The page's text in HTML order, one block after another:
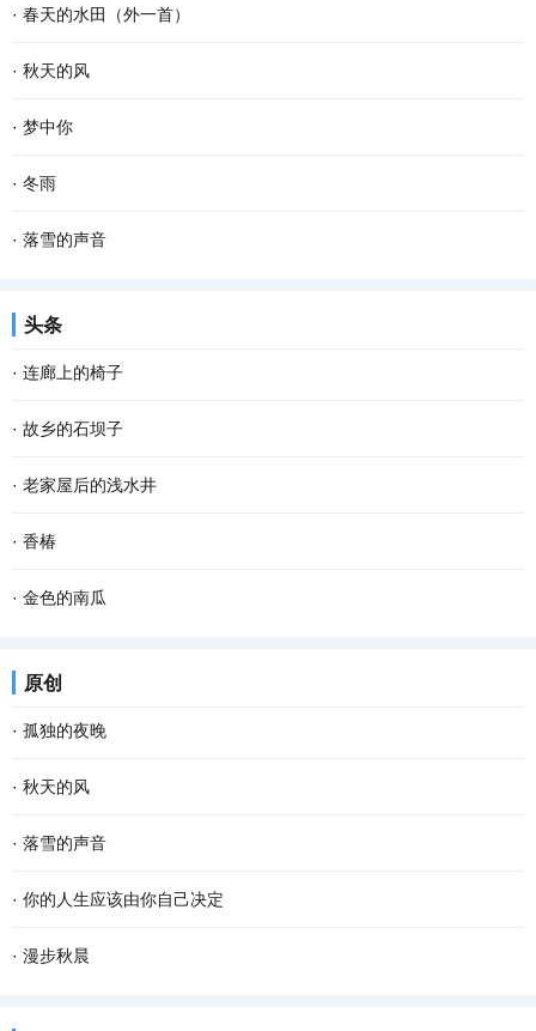
久违的笑容 这个夜晚好像有了 记忆里的流浪...
款款地走来 春风敲醒冰封的泥土 苏醒了沉睡的种子 一种力量在酥软
的泥土里萌动 一个希望在春光里勃发 萌发生长...
杯斟满，等一场空 静。漏水的时间 放养一池蛙鸣 征途，在爹的目光
里 安慰，娘的一声叹息 青花在杯里 扶起那个弹琴的人 风在弦上，等
雪落故道 如果仰望是一次突围 咽不下的那滴泪...
· 春天的水田（外一首）
春天的水田里， 禾苗怀抱农夫的希望，孕育夏日的稻香； 柳条喜欢伸
手去拨沟渠里的水； 我用力闻挨着草地疯长的婆婆纳草。 幸运的话，
隔着几个“田块”相框，能遇到十几只白鹭立...
· 秋天的风
秋天的风 相对于夏天的风 多了一丝凉意 相对于冬天的风 又多了些许
温存 而相对于春天的风 却多了几分萧瑟和寂寥 秋天的风宛如一支孩
童的画笔 为世界增添了几笔浓浓的色彩 那火红...
· 梦中你
在梦中 我乘风驾云而来 手捧着鲜花 寻找情窦初开的你 在那童话般的
世界 美丽的鲜花散发出芬芳 只为等你 给出一季的火红 你低头时的温
· 冬雨
撑着一把花蓝伞 走在无人的街上 左手握着冷风，右手牵着寒雨 和孤
· 落雪的声音
头条
· 连廊上的椅子
在家具中我偏爱椅子。逢到一张看上去舒服又式样殊别的椅子，我便
想把它请入家中；若是幸遇一把古意盈然的老椅子就更想拥有；当然
这样的椅子已经不是用来坐的，而是摆放在那里...
· 故乡的石坝子
说起坝子，在云贵高原是土壤肥沃、灌溉便利的平原地带。在江津，
坝子即晒坝，就是专门晒粮食的场地，有用石灰或者水泥铺在泥地上
平整的坝子，也有天然的晒场。江津多是连绵起...
· 老家屋后的浅水井
每次回到山圪崂里的化庙老家，当我情不自禁地去看屋后那口井时，
它，也像一只苍老的眼睛，在和我默默对视。那眼神，平淡而落寞，
· 香椿
晚饭。 夫人上席，小姐坐夫人对面，香椿站一边。老爷走后，到了饭
· 金色的南瓜
原创
· 孤独的夜晚
这个夜晚我又孤独了 从没想过 会离幸福这么遥远 当我疲惫不堪时 站
在皎洁的月亮下 被风呛得咳嗽了数声 遥远的 我仿佛看见了 依稀中你
久违的笑容 这个夜晚好像有了 记忆里的流浪...
· 秋天的风
秋天的风 相对于夏天的风 多了一丝凉意 相对于冬天的风 又多了些许
温存 而相对于春天的风 却多了几分萧瑟和寂寥 秋天的风宛如一支孩
童的画笔 为世界增添了几笔浓浓的色彩 那火红...
· 落雪的声音
雪花把诗歌写给冬天 大地打开一个明快的季节 屋顶瓦片浑然一色 万
物吟唱同一首童谣 一次次聆听冬的心跳 开阔的田野自由自在地呼吸
· 你的人生应该由你自己决定
看过一段话：“这个世界，没有任何一条规定，要你必须温柔开朗，要
· 漫步秋晨